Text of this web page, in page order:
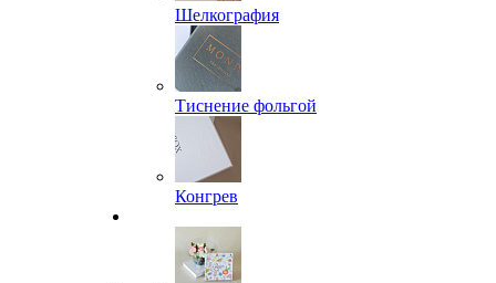
Шелкография
Тиснение фольгой
Конгрев